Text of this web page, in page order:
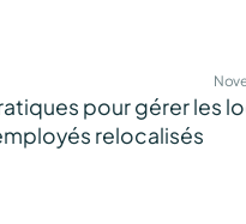
pour gérer les
relocalisés